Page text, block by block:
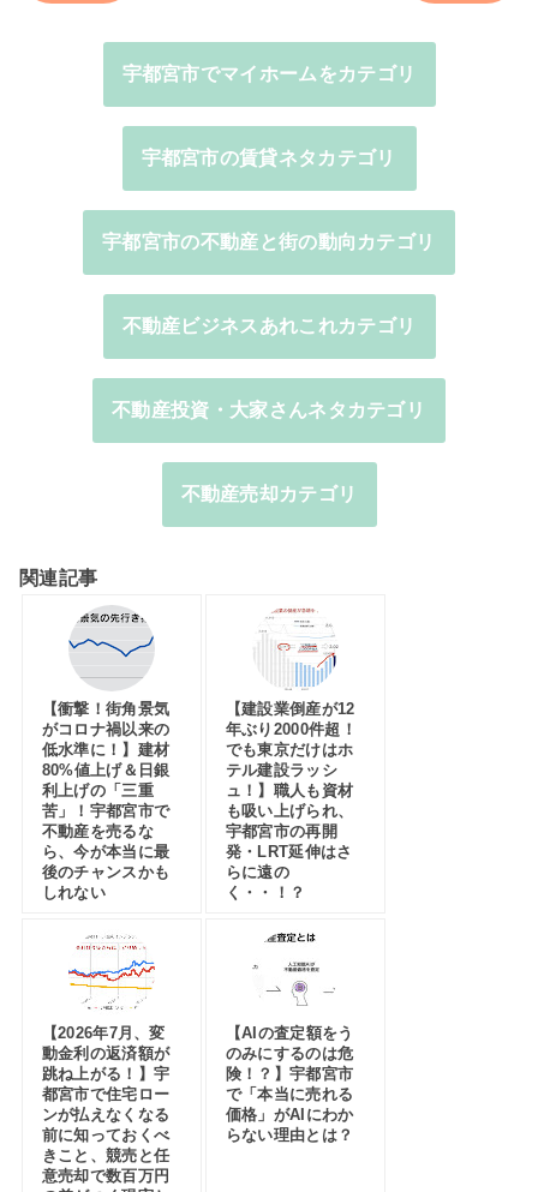
宇都宮市でマイホームをカテゴリ
宇都宮市の賃貸ネタカテゴリ
宇都宮市の不動産と街の動向カテゴリ
不動産ビジネスあれこれカテゴリ
不動産投資・大家さんネタカテゴリ
不動産売却カテゴリ
関連記事
【衝撃！街角景気
がコロナ禍以来の
低水準に！】建材
80%値上げ＆日銀
利上げの「三重
苦」！宇都宮市で
不動産を売るな
ら、今が本当に最
後のチャンスかも
しれない
【建設業倒産が12
年ぶり2000件超！
でも東京だけはホ
テル建設ラッシ
ュ！】職人も資材
も吸い上げられ、
宇都宮市の再開
発・LRT延伸はさ
らに遠の
く・・！？
【2026年7月、変
動金利の返済額が
跳ね上がる！】宇
都宮市で住宅ロー
ンが払えなくなる
前に知っておくべ
きこと、競売と任
意売却で数百万円
【AIの査定額をう
のみにするのは危
険！？】宇都宮市
で「本当に売れる
価格」がAIにわか
らない理由とは？